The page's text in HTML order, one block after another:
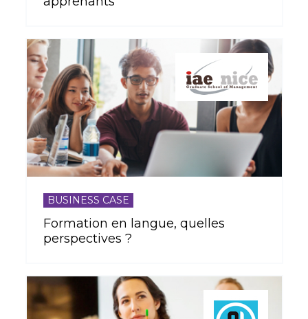
BUSINESS CASE
Formation en langue, quelles
perspectives ?